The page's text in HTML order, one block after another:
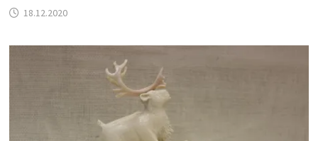
18.12.2020